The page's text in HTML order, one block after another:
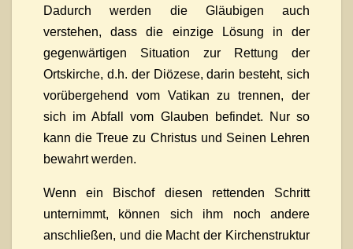
Dadurch werden die Gläubigen auch
verstehen, dass die einzige Lösung in der
gegenwärtigen Situation zur Rettung der
Ortskirche, d.h. der Diözese, darin besteht, sich
vorübergehend vom Vatikan zu trennen, der
sich im Abfall vom Glauben befindet. Nur so
kann die Treue zu Christus und Seinen Lehren
bewahrt werden.
Wenn ein Bischof diesen rettenden Schritt
unternimmt, können sich ihm noch andere
anschließen, und die Macht der Kirchenstruktur